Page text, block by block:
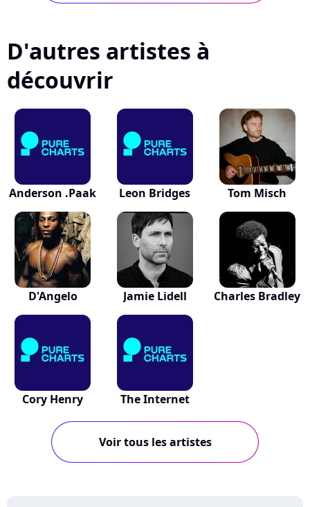
D'autres artistes à
découvrir
Anderson .Paak Leon Bridges Tom Misch
D'Angelo Jamie Lidell Charles Bradley
Cory Henry The Internet
Voir tous les artistes